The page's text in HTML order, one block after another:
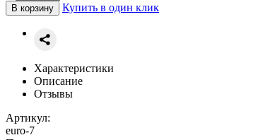
В корзину Купить в один клик
Характеристики
Описание
Отзывы
Артикул:
euro-7